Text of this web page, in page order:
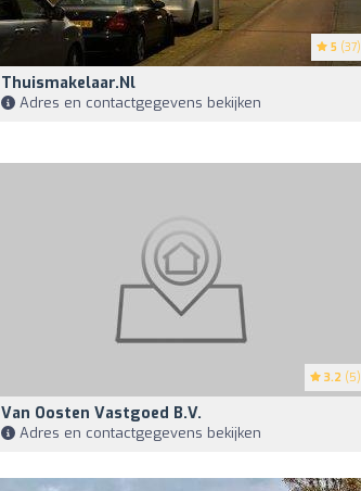
5 (37)
Thuismakelaar.nl
Adres en contactgegevens bekijken
3.2 (5)
Van Oosten Vastgoed B.V.
Adres en contactgegevens bekijken